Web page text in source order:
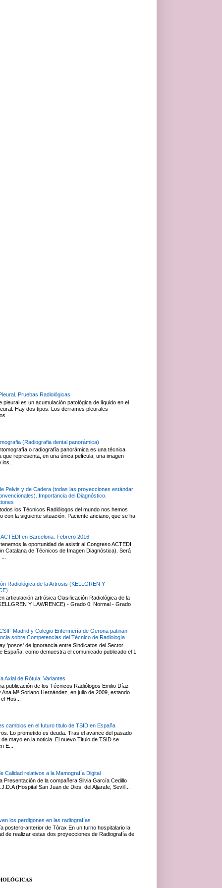
Pruebas Radiológicas
pleural es un acumulación patológica de líquido en el
Hay dos tipos: Los derrames pleurales
...
(Radiografia dental panorámica)
o radiografía panorámica es una técnica
que representa, en una única película, una imagen
Pelvis y de Cadera (todas las proyecciones estándar
Importancia del Diagnóstico.
los Técnicos Radiólogos del mundo nos hemos
con la siguiente situación: Paciente anciano, que se ha
en Barcelona. Febrero 2016
la oportunidad de asistir al Congreso ACTEDI
Catalana de Técnicos de Imagen Diagnóstica). Será
Radiológica de la Artrosis (KELLGREN Y
articulación artrósica Clasificación Radiológica de la
Y LAWRENCE) - Grado 0: Normal - Grado
Madrid y Colegio Enfermería de Gerona patinan
sobre Competencias del Técnico de Radiología
'posos' de ignorancia entre Sindicatos del Sector
España, como demuestra el comunicado publicado el 1
Axial de Rótula. Variantes
publicación de los Técnicos Radiólogos Emilio Díaz
Ana Mª Soriano Hernández, en julio de 2009, estando
Hos...
cambios en el futuro titulo de TSID en España
Lo prometido es deuda. Tras el avance del pasado
de mayo en la noticia El nuevo Titulo de TSID se
E...
Calidad relativos a la Mamografía Digital
Presentación de la compañera Silvia García Cedillo
(Hospital San Juan de Dios, del Aljarafe, Sevill...
los perdigones en las radiografías
postero-anterior de Tórax En un turno hospitalario la
de realizar estas dos proyecciones de Radiografía de